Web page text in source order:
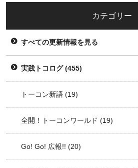
カテゴリー
すべての更新情報を見る
実践トコログ(455)
トーコン新語 (19)
全開！トーコンワールド (19)
Go! Go! 広報!! (20)